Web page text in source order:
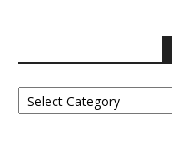
Categories